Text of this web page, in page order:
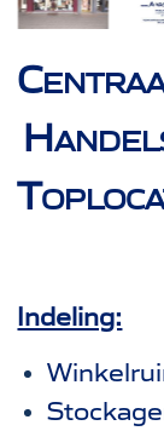
C
H
T
Indeling: